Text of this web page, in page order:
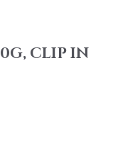
CLIP IN